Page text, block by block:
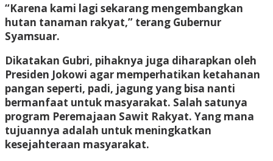
“Karena kami lagi sekarang mengembangkan
hutan tanaman rakyat,” terang Gubernur
Syamsuar.
Dikatakan Gubri, pihaknya juga diharapkan oleh
Presiden Jokowi agar memperhatikan ketahanan
pangan seperti, padi, jagung yang bisa nanti
bermanfaat untuk masyarakat. Salah satunya
program Peremajaan Sawit Rakyat. Yang mana
tujuannya adalah untuk meningkatkan
kesejahteraan masyarakat.